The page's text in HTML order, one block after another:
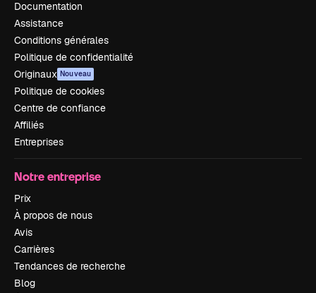
Documentation
Assistance
Conditions générales
Politique de confidentialité
Originaux Nouveau
Politique de cookies
Centre de confiance
Affiliés
Entreprises
Notre entreprise
Prix
À propos de nous
Avis
Carrières
Tendances de recherche
Blog